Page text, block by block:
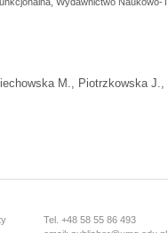
M., Piotrzkowska J.,
Tel. +48 58 55 86 493